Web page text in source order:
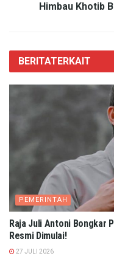
Himbau Khotib
BERITATERKAIT
PEMERINTAH
Raja Juli Antoni Bongkar
Resmi Dimulai!
27 JULI 2026